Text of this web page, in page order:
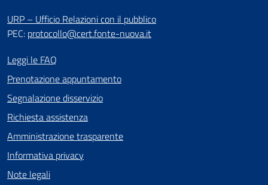
URP – Ufficio Relazioni con il pubblico
PEC: protocollo@cert.fonte-nuova.it
Leggi le FAQ
Prenotazione appuntamento
Segnalazione disservizio
Richiesta assistenza
Amministrazione trasparente
Informativa privacy
Note legali